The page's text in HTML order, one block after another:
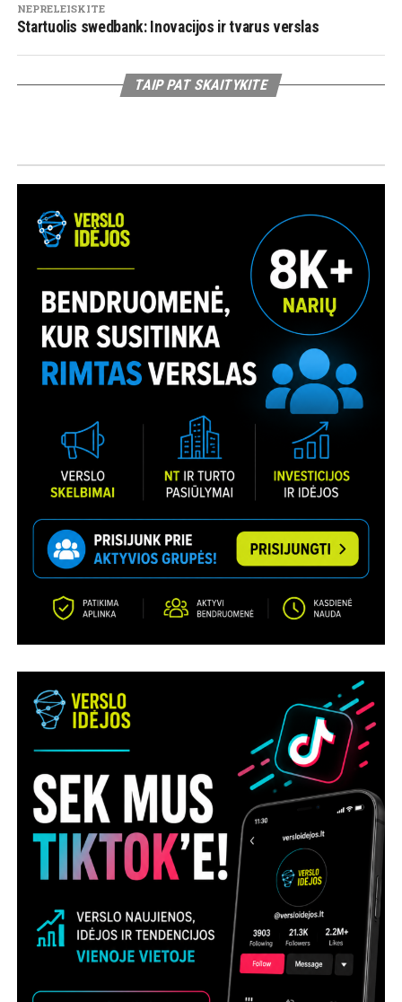
NEPRELEISKITE
Startuolis swedbank: Inovacijos ir tvarus verslas
TAIP PAT SKAITYKITE